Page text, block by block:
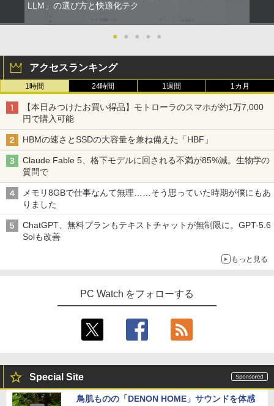
LLM」の選び方と快適化テク
● ● ● ● ●
アクセスランキング
1時間 24時間 1週間 1カ月
【本日みつけたお買い得品】モトローラのスマホが約1万7,000
円で購入可能
HBMの速さとSSDの大容量を兼ね備えた「HBF」
Claude Fable 5、格下モデルに回される不満が85%減。生物学の
質問で
メモリ8GBで仕事なんて無理……そう思っていた時期が僕にもあ
りました
ChatGPT、無料プランもテキストチャットが無制限に。GPT-5.6
Solも改善
もっと見る
PC Watch をフォローする
Special Site
鳥肌ものの「DENON HOME」サウンドを体感